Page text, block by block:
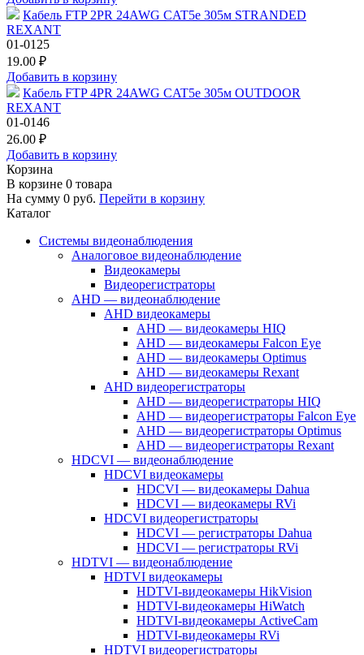
Кабель FTP 2PR 24AWG CAT5e 305м STRANDED
REXANT
01-0125
19.00 ₽
Добавить в корзину
Кабель FTP 4PR 24AWG CAT5e 305м OUTDOOR
REXANT
01-0146
26.00 ₽
Добавить в корзину
Корзина
В корзине 0 товара
На сумму 0 руб. Перейти в корзину
Каталог
Системы видеонаблюдения
Аналоговое видеонаблюдение
Видеокамеры
Видеорегистраторы
AHD — видеонаблюдение
AHD видеокамеры
AHD — видеокамеры HIQ
AHD — видеокамеры Falcon Eye
AHD — видеокамеры Optimus
AHD — видеокамеры Rexant
AHD видеорегистраторы
AHD — видеорегистраторы HIQ
AHD — видеорегистраторы Falcon Eye
AHD — видеорегистраторы Optimus
AHD — видеорегистраторы Rexant
HDCVI — видеонаблюдение
HDCVI видеокамеры
HDCVI — видеокамеры Dahua
HDCVI — видеокамеры RVi
HDCVI видеорегистраторы
HDCVI — регистраторы Dahua
HDCVI — регистраторы RVi
HDTVI — видеонаблюдение
HDTVI видеокамеры
HDTVI-видеокамеры HikVision
HDTVI-видеокамеры HiWatch
HDTVI-видеокамеры ActiveCam
HDTVI-видеокамеры RVi
HDTVI видеорегистраторы